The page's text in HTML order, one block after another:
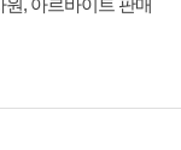
, 아르바이트 판매